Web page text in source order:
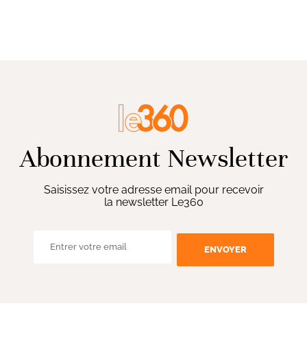
Abonnement Newsletter
Saisissez votre adresse email pour recevoir
la newsletter Le360
ENVOYER